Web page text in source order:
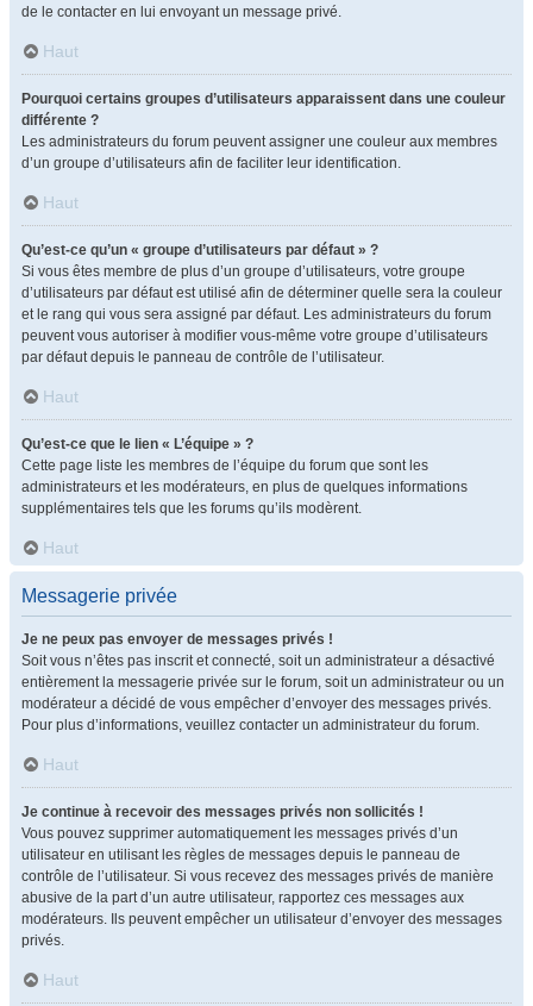
de le contacter en lui envoyant un message privé.
Haut
Pourquoi certains groupes d’utilisateurs apparaissent dans une couleur
différente ?
Les administrateurs du forum peuvent assigner une couleur aux membres
d’un groupe d’utilisateurs afin de faciliter leur identification.
Haut
Qu’est-ce qu’un « groupe d’utilisateurs par défaut » ?
Si vous êtes membre de plus d’un groupe d’utilisateurs, votre groupe
d’utilisateurs par défaut est utilisé afin de déterminer quelle sera la couleur
et le rang qui vous sera assigné par défaut. Les administrateurs du forum
peuvent vous autoriser à modifier vous-même votre groupe d’utilisateurs
par défaut depuis le panneau de contrôle de l’utilisateur.
Haut
Qu’est-ce que le lien « L’équipe » ?
Cette page liste les membres de l’équipe du forum que sont les
administrateurs et les modérateurs, en plus de quelques informations
supplémentaires tels que les forums qu’ils modèrent.
Haut
Messagerie privée
Je ne peux pas envoyer de messages privés !
Soit vous n’êtes pas inscrit et connecté, soit un administrateur a désactivé
entièrement la messagerie privée sur le forum, soit un administrateur ou un
modérateur a décidé de vous empêcher d’envoyer des messages privés.
Pour plus d’informations, veuillez contacter un administrateur du forum.
Haut
Je continue à recevoir des messages privés non sollicités !
Vous pouvez supprimer automatiquement les messages privés d’un
utilisateur en utilisant les règles de messages depuis le panneau de
contrôle de l’utilisateur. Si vous recevez des messages privés de manière
abusive de la part d’un autre utilisateur, rapportez ces messages aux
modérateurs. Ils peuvent empêcher un utilisateur d’envoyer des messages
privés.
Haut